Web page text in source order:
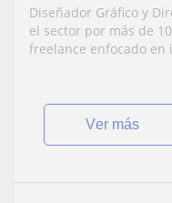
Diseñador Gráfico y
el sector por más de
freelance enfocado en
ver más